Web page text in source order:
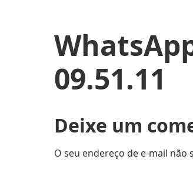
09.51.11
Deixe um
O seu endereço de e-mail não